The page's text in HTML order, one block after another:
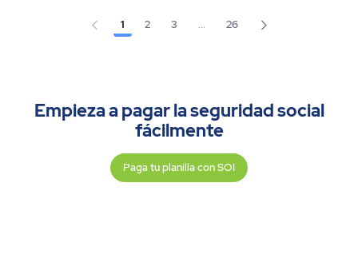
Página
1 Página
2 Página
3 ...Páginas intermedias Use TAB
Página
26
Empieza a pagar la seguridad social
fácilmente
Paga tu planilla con SOI